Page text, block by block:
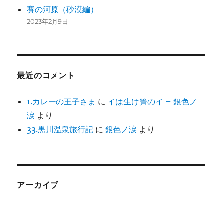
賽の河原（砂漠編）
2023年2月9日
最近のコメント
1.カレーの王子さま に イは生け簀のイ – 銀色ノ
涙 より
33.黒川温泉旅行記 に銀色ノ涙 より
アーカイブ